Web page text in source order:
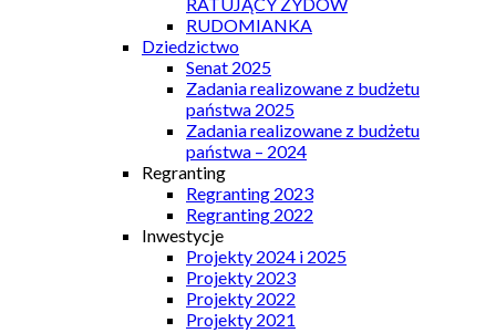
RUDOMIANKA
Dziedzictwo
Senat 2025
Zadania realizowane z budżetu
państwa 2025
Zadania realizowane z budżetu
państwa – 2024
Regranting
Regranting 2023
Regranting 2022
Inwestycje
Projekty 2024 i 2025
Projekty 2023
Projekty 2022
Projekty 2021